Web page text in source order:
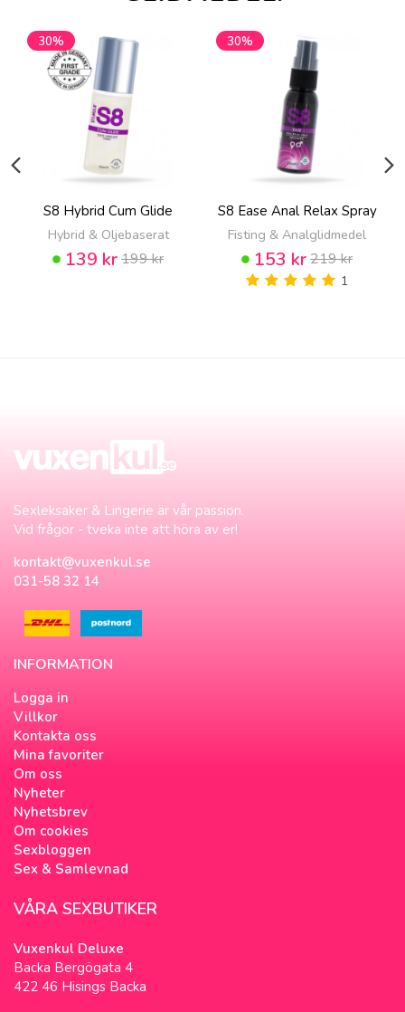
30%
S8 Hybrid Cum Glide
Hybrid & Oljebaserat
139 kr199 kr
30%
S8 Ease Anal Relax Spray
Fisting & Analglidmedel
153 kr219 kr
1
Sexleksaker & Lingerie är vår passion.
Vid frågor - tveka inte att höra av er!
kontakt@vuxenkul.se
031-58 32 14
INFORMATION
Logga in
Villkor
Kontakta oss
Mina favoriter
Om oss
Nyheter
Nyhetsbrev
Om cookies
Sexbloggen
Sex & Samlevnad
VÅRA SEXBUTIKER
Vuxenkul Deluxe
Backa Bergögata 4
422 46 Hisings Backa